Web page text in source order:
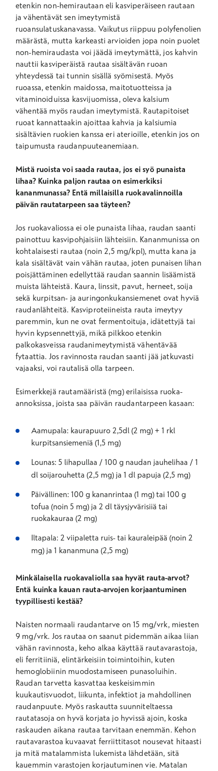
etenkin non-hemirautaan eli kasviperäiseen rautaan
ja vähentävät sen imeytymistä
ruoansulatuskanavassa. Vaikutus riippuu polyfenolien
määrästä, mutta karkeasti arvioiden jopa noin puolet
non-hemiraudasta voi jäädä imeytymättä, jos kahvin
nauttii kasviperäistä rautaa sisältävän ruoan
yhteydessä tai tunnin sisällä syömisestä. Myös
ruoassa, etenkin maidossa, maitotuotteissa ja
vitaminoiduissa kasvijuomissa, oleva kalsium
vähentää myös raudan imeytymistä. Rautapitoiset
ruoat kannattaakin ajoittaa kahvia ja kalsiumia
sisältävien ruokien kanssa eri aterioille, etenkin jos on
taipumusta raudanpuuteanemiaan.
Mistä ruoista voi saada rautaa, jos ei syö punaista
lihaa? Kuinka paljon rautaa on esimerkiksi
kananmunassa? Entä millaisilla ruokavalinnoilla
päivän rautatarpeen saa täyteen?
Jos ruokavaliossa ei ole punaista lihaa, raudan saanti
painottuu kasvipohjaisiin lähteisiin. Kananmunissa on
kohtalaisesti rautaa (noin 2,5 mg/kpl), mutta kana ja
kala sisältävät vain vähän rautaa, joten punaisen lihan
poisjättäminen edellyttää raudan saannin lisäämistä
muista lähteistä. Kaura, linssit, pavut, herneet, soija
sekä kurpitsan- ja auringonkukansiemenet ovat hyviä
raudanlähteitä. Kasviproteiineista rauta imeytyy
paremmin, kun ne ovat fermentoituja, idätettyjä tai
hyvin kypsennettyjä, mikä pilkkoo etenkin
palkokasveissa raudanimeytymistä vähentävää
fytaattia. Jos ravinnosta raudan saanti jää jatkuvasti
vajaaksi, voi rautalisä olla tarpeen.
Esimerkkejä rautamääristä (mg) erilaisissa ruoka-
annoksissa, joista saa päivän raudantarpeen kasaan:
Aamupala: kaurapuuro 2,5dl (2 mg) + 1 rkl
kurpitsansiemeniä (1,5 mg)
Lounas: 5 lihapullaa / 100 g naudan jauhelihaa / 1
dl soijarouhetta (2,5 mg) ja 1 dl papuja (2,5 mg)
Päivällinen: 100 g kananrintaa (1 mg) tai 100 g
tofua (noin 5 mg) ja 2 dl täysjyvärisiiä tai
ruokakauraa (2 mg)
Iltapala: 2 viipaletta ruis- tai kauraleipää (noin 2
mg) ja 1 kananmuna (2,5 mg)
Minkälaisella ruokavaliolla saa hyvät rauta-arvot?
Entä kuinka kauan rauta-arvojen korjaantuminen
tyypillisesti kestää?
Naisten normaali raudantarve on 15 mg/vrk, miesten
9 mg/vrk. Jos rautaa on saanut pidemmän aikaa liian
vähän ravinnosta, keho alkaa käyttää rautavarastoja,
eli ferritiiniä, elintärkeisiin toimintoihin, kuten
hemoglobiinin muodostamiseen punasoluihin.
Raudan tarvetta kasvattaa keskeisimmin
kuukautisvuodot, liikunta, infektiot ja mahdollinen
raudanpuute. Myös raskautta suunniteltaessa
rautatasoja on hyvä korjata jo hyvissä ajoin, koska
raskauden aikana rautaa tarvitaan enemmän. Kehon
rautavarastoa kuvaavat ferriittitasot nousevat hitaasti
ja mitä matalammista lukemista lähdetään, sitä
kauemmin varastojen korjautuminen vie. Matalan